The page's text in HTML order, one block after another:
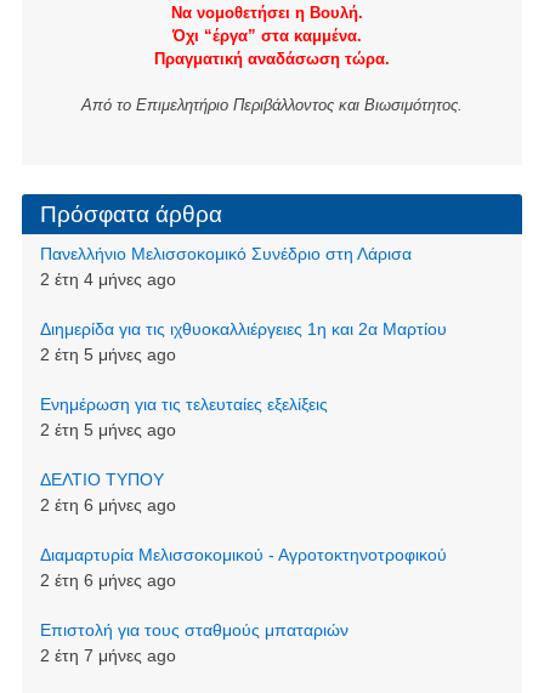
Να νομοθετήσει η Βουλή.
Όχι “έργα” στα καμμένα.
Πραγματική αναδάσωση τώρα.
Από το Επιμελητήριο Περιβάλλοντος και Βιωσιμότητος.
Πρόσφατα άρθρα
Πανελλήνιο Μελισσοκομικό Συνέδριο στη Λάρισα
2 έτη 4 μήνες ago
Διημερίδα για τις ιχθυοκαλλιέργειες 1η και 2α Μαρτίου
2 έτη 5 μήνες ago
Ενημέρωση για τις τελευταίες εξελίξεις
2 έτη 5 μήνες ago
ΔΕΛΤΙΟ ΤΥΠΟΥ
2 έτη 6 μήνες ago
Διαμαρτυρία Μελισσοκομικού - Αγροτοκτηνοτροφικού
2 έτη 6 μήνες ago
Επιστολή για τους σταθμούς μπαταριών
2 έτη 7 μήνες ago